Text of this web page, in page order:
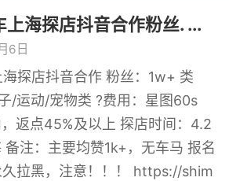
上海探店抖音合作粉丝. ...
6日
探店抖音合作 粉丝：1w+ 类
/运动/宠物类 ?费用：星图60s
返点45%及以上 探店时间：4.2
注：主要均赞1k+，无车马 报名
拉黑，注意！！！ https://shim